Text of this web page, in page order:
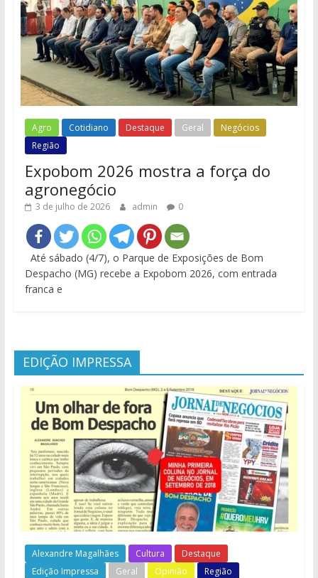
Agro Cotidiano Destaque Geral
Negócios
Região
Expobom 2026 mostra a força do
agronegócio
3 de julho de 2026 admin 0
Até sábado (4/7), o Parque de Exposições de Bom
Despacho (MG) recebe a Expobom 2026, com entrada
franca e
EDIÇÃO IMPRESSA
Alexandre Magalhães Cultura
Destaque
Edição Impressa
Geral Opinião Região